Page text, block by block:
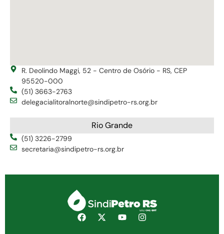
R. Deolindo Maggi, 52 - Centro de Osório - RS, CEP
95520-000
(51) 3663-2763
delegacialitoralnorte@sindipetro-rs.org.br
Rio Grande
(51) 3226-2799
secretaria@sindipetro-rs.org.br